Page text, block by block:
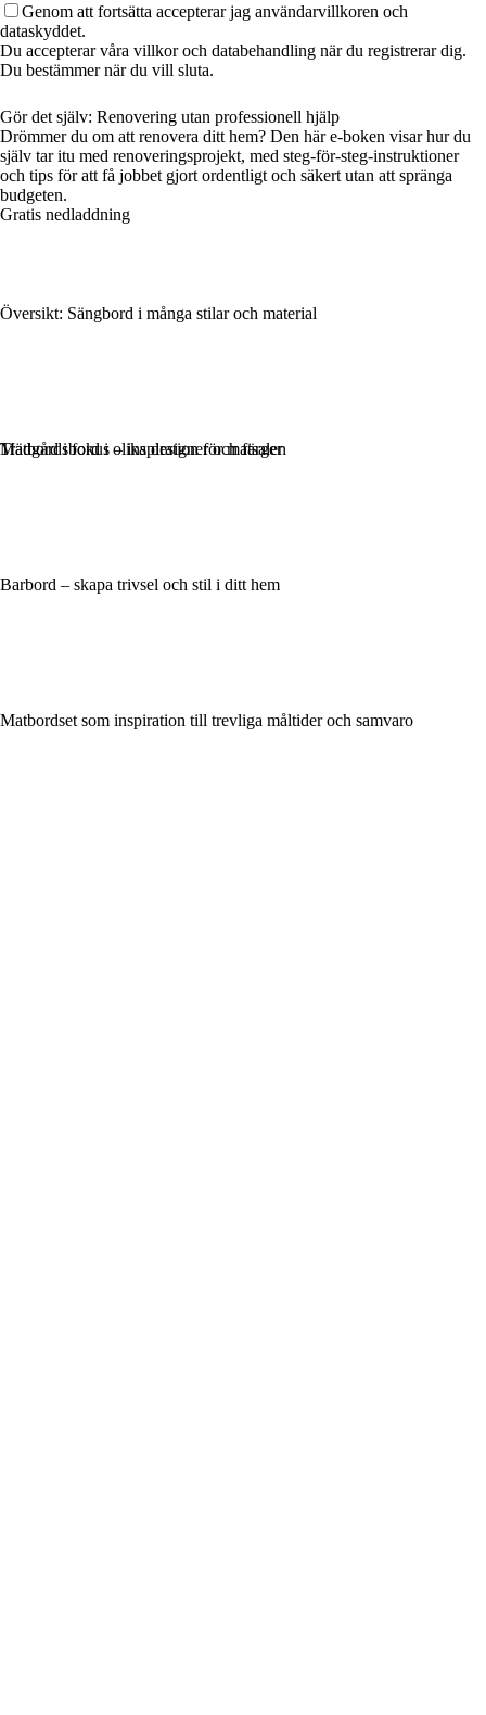
Genom att fortsätta accepterar jag användarvillkoren och
dataskyddet.
Du accepterar våra villkor och databehandling när du registrerar dig.
Du bestämmer när du vill sluta.
Gör det själv: Renovering utan professionell hjälp
Drömmer du om att renovera ditt hem? Den här e-boken visar hur du
själv tar itu med renoveringsprojekt, med steg-för-steg-instruktioner
och tips för att få jobbet gjort ordentligt och säkert utan att spränga
budgeten.
Gratis nedladdning
Översikt: Sängbord i många stilar och material
Matbord i fokus – inspiration för matsalen
Barbord – skapa trivsel och stil i ditt hem
Matbordset som inspiration till trevliga måltider och samvaro
Trädgårdsbord i olika designer och färger